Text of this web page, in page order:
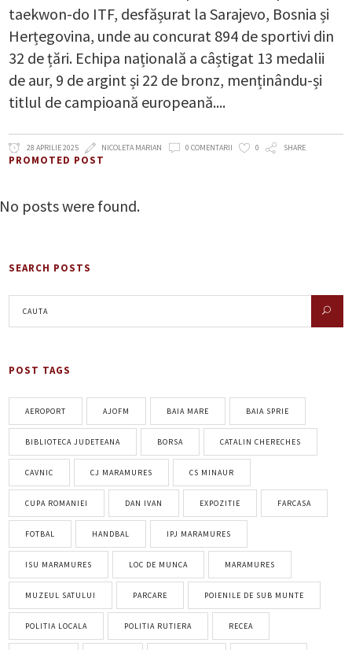
taekwon-do ITF, desfășurat la Sarajevo, Bosnia și
Herțegovina, unde au concurat 894 de sportivi din
32 de țări. Echipa națională a câștigat 13 medalii
de aur, 9 de argint și 22 de bronz, menținându-și
titlul de campioană europeană.
28 APRILIE 2025 NICOLETA MARIAN 0 COMENTARII 0 SHARE
PROMOTED POST
No posts were found.
SEARCH POSTS
POST TAGS
AEROPORT AJOFM BAIA MARE BAIA SPRIE
BIBLIOTECA JUDETEANA BORSA CATALIN CHERECHES
CAVNIC CJ MARAMURES CS MINAUR
CUPA ROMANIEI DAN IVAN EXPOZITIE FARCASA
FOTBAL HANDBAL IPJ MARAMURES
ISU MARAMURES LOC DE MUNCA MARAMURES
MUZEUL SATULUI PARCARE POIENILE DE SUB MUNTE
POLITIA LOCALA POLITIA RUTIERA RECEA